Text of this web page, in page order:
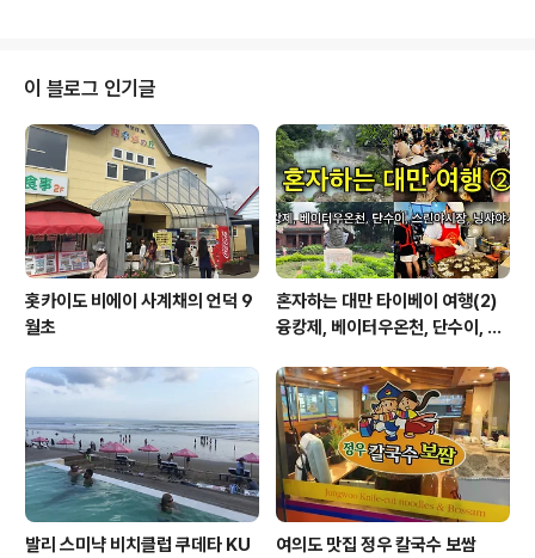
이 블로그 인기글
홋카이도 비에이 사계채의 언덕 9
월초
혼자하는 대만 타이베이 여행(2)
융캉제, 베이터우온천, 단수이, 스
발리 스미냑 비치클럽 쿠데타 KU
여의도 맛집 정우 칼국수 보쌈